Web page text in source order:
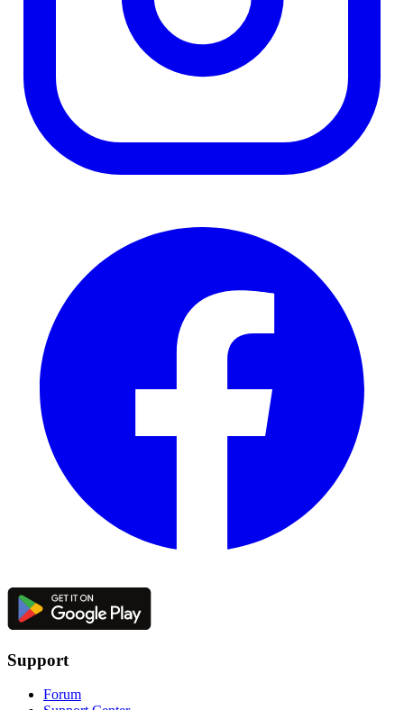
Support
Forum